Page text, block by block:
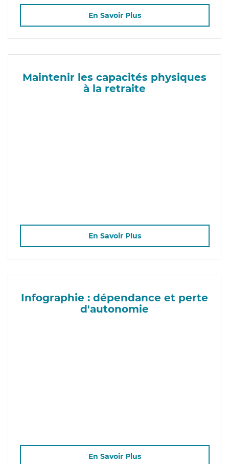
En Savoir Plus
Maintenir les capacités physiques
à la retraite
En Savoir Plus
Infographie : dépendance et perte
d'autonomie
En Savoir Plus